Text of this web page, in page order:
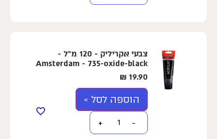
צבעי אקריליק - 120 מ"ל -
Amsterdam - 735-oxide-black
19.90
₪
הוספה לסל »
−
+